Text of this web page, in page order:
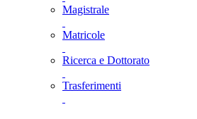
Magistrale
Matricole
Ricerca e Dottorato
Trasferimenti